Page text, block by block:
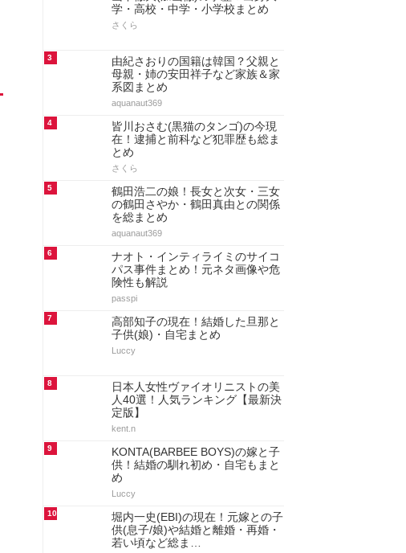
学・高校・中学・小学校まとめ
さくら
3
由紀さおりの国籍は韓国？父親と
母親・姉の安田祥子など家族＆家
系図まとめ
aquanaut369
4
皆川おさむ(黒猫のタンゴ)の今現
在！逮捕と前科など犯罪歴も総ま
とめ
さくら
5
鶴田浩二の娘！長女と次女・三女
の鶴田さやか・鶴田真由との関係
を総まとめ
aquanaut369
6
ナオト・インティライミのサイコ
パス事件まとめ！元ネタ画像や危
険性も解説
passpi
7
高部知子の現在！結婚した旦那と
子供(娘)・自宅まとめ
Luccy
8
日本人女性ヴァイオリニストの美
人40選！人気ランキング【最新決
定版】
kent.n
9
KONTA(BARBEE BOYS)の嫁と子
供！結婚の馴れ初め・自宅もまと
め
Luccy
10
堀内一史(EBI)の現在！元嫁との子
供(息子/娘)や結婚と離婚・再婚・
若い頃など総ま…